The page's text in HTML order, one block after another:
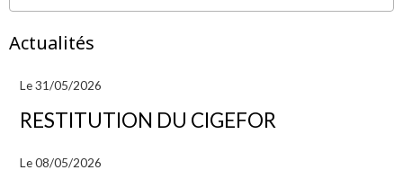
Actualités
Le 31/05/2026
RESTITUTION DU CIGEFOR
Le 08/05/2026